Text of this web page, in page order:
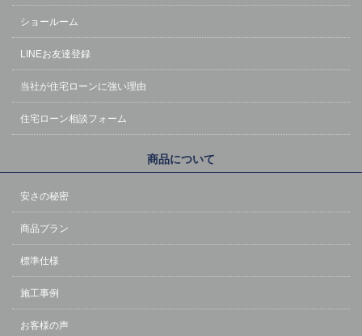
ショールーム
LINEお友達登録
当社が住宅ローンに強い理由
住宅ローン相談フォーム
商品について
安さの秘密
商品プラン
標準仕様
施工事例
お客様の声